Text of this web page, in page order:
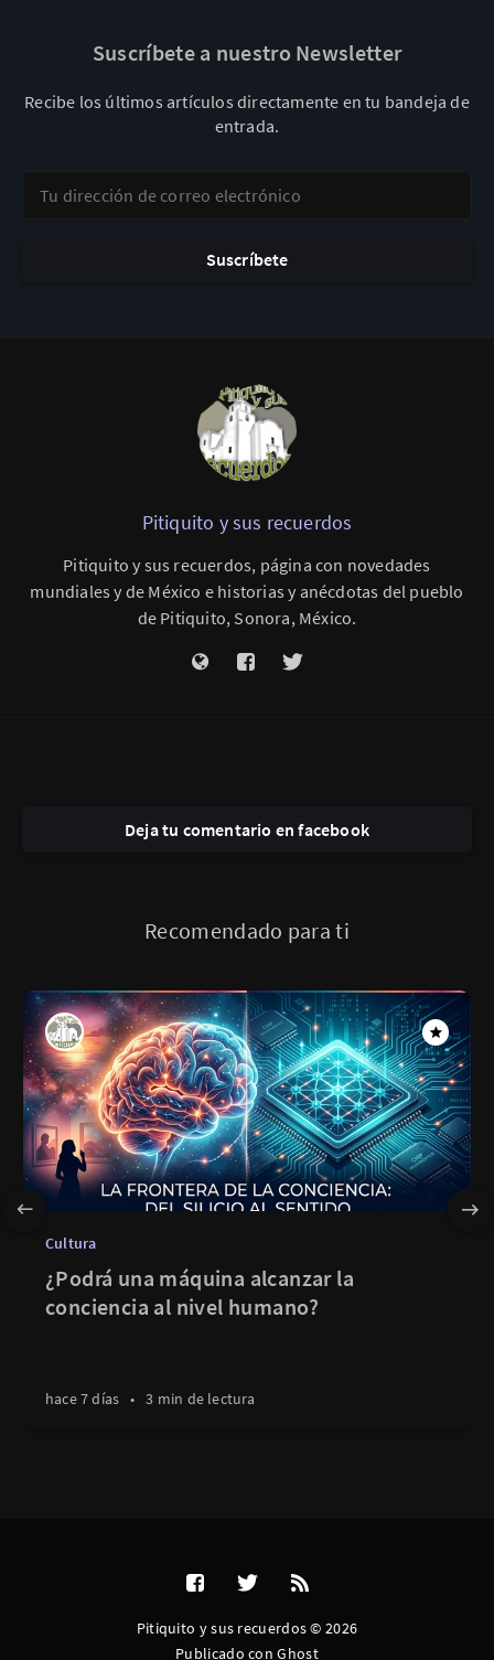
Suscríbete a nuestro Newsletter
Recibe los últimos artículos directamente en tu bandeja de
entrada.
Suscríbete
Pitiquito y sus recuerdos
Pitiquito y sus recuerdos, página con novedades
mundiales y de México e historias y anécdotas del pueblo
de Pitiquito, Sonora, México.
Deja tu comentario en facebook
Recomendado para ti
Cultura
¿Podrá una máquina alcanzar la
conciencia al nivel humano?
hace 7 días • 3 min de lectura
Pitiquito y sus recuerdos © 2026
Publicado conGhost